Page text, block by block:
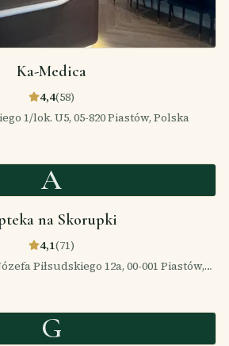
Ka-Medica
4,4(58)
1/lok. U5, 05-820 Piastów, Polska
A
na Skorupki
4,1(71)
Piłsudskiego 12a, 00-001 Piastów,
G